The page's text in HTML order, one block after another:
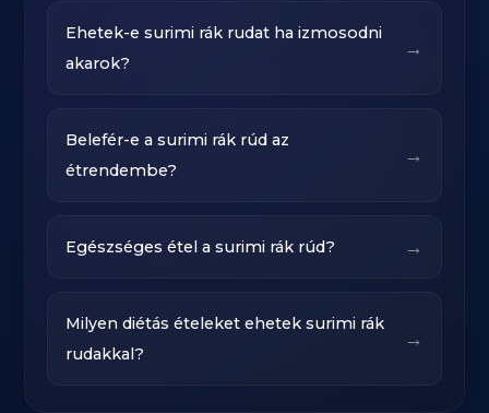
Ehetek-e surimi rák rudat ha izmosodni
akarok?
→
Belefér-e a surimi rák rúd az
étrendembe?
→
Egészséges étel a surimi rák rúd? →
Milyen diétás ételeket ehetek surimi rák
rudakkal?
→